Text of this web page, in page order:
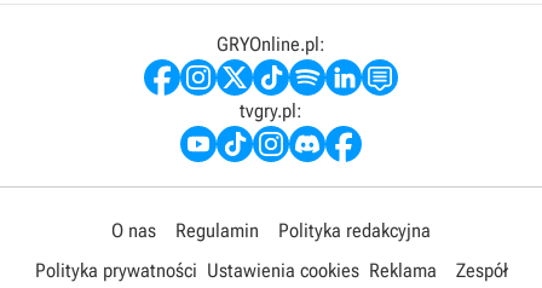
GRYOnline.pl:
tvgry.pl:
O nas Regulamin
Polityka redakcyjna
Polityka prywatności Ustawienia cookies Reklama
Zespół